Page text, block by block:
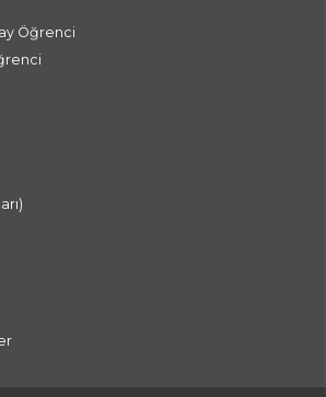
Öğrenci